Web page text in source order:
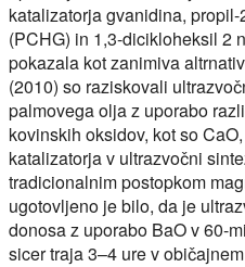
katalizatorja gvanidina,
(PCHG) in 1,3-dicikloheksil 2
pokazala kot zanimiva
(2010) so raziskovali
palmovega olja z uporabo
kovinskih oksidov, kot so
katalizatorja v ultrazvočni
tradicionalnim postopkom
ugotovljeno je bilo, da je
donosa z uporabo BaO v 60-
sicer traja 3–4 ure v